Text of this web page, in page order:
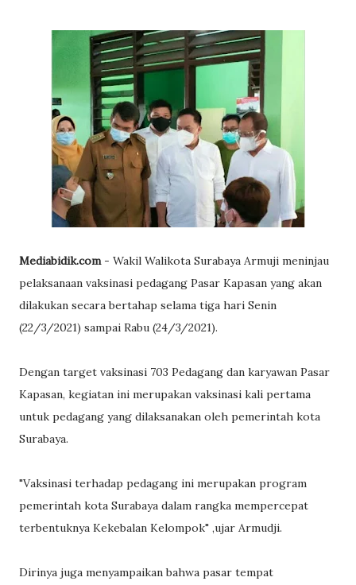
Mediabidik.com - Wakil Walikota Surabaya Armuji meninjau
pelaksanaan vaksinasi pedagang Pasar Kapasan yang akan
dilakukan secara bertahap selama tiga hari Senin
(22/3/2021) sampai Rabu (24/3/2021).
Dengan target vaksinasi 703 Pedagang dan karyawan Pasar
Kapasan, kegiatan ini merupakan vaksinasi kali pertama
untuk pedagang yang dilaksanakan oleh pemerintah kota
Surabaya.
"Vaksinasi terhadap pedagang ini merupakan program
pemerintah kota Surabaya dalam rangka mempercepat
terbentuknya Kekebalan Kelompok" ,ujar Armudji.
Dirinya juga menyampaikan bahwa pasar tempat